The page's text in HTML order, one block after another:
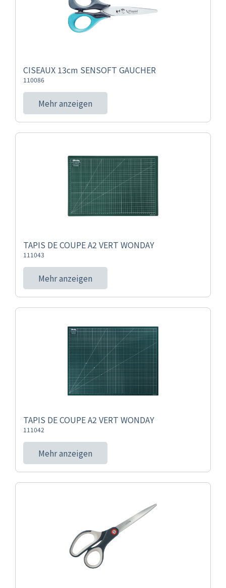
CISEAUX 13cm SENSOFT GAUCHER
110086
Mehr anzeigen
TAPIS DE COUPE A2 VERT WONDAY
111043
Mehr anzeigen
TAPIS DE COUPE A2 VERT WONDAY
111042
Mehr anzeigen